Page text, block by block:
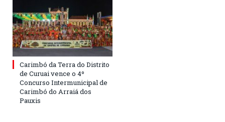
Carimbó da Terra do Distrito
de Curuai vence o 4º
Concurso Intermunicipal de
Carimbó do Arraiá dos
Pauxis